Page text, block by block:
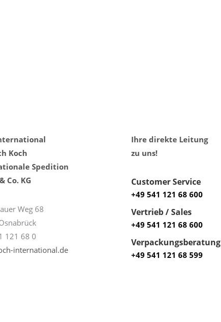
Koch
Spedition
Co. KG
Weg 68
121 68 0
international.de
Ihre direkte Leitung
zu uns!
Customer Service
+49 541 121 68 600
Vertrieb / Sales
+49 541 121 68 600
Verpackungsberatung
+49 541 121 68 599